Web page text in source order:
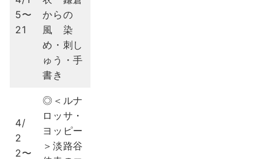
5〜
21
からの
風 染
め・刺し
ゅう・手
書き
4/
2
2〜
◎＜ルナ
ロッサ・
ヨッピー
＞淡路谷